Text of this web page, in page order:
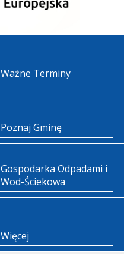
Ważne Terminy
Poznaj Gminę
Gospodarka Odpadami i
Wod-Ściekowa
Więcej